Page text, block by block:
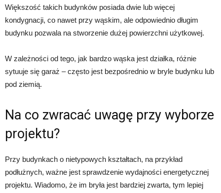
Większość takich budynków posiada dwie lub więcej
kondygnacji, co nawet przy wąskim, ale odpowiednio długim
budynku pozwala na stworzenie dużej powierzchni użytkowej.
W zależności od tego, jak bardzo wąska jest działka, różnie
sytuuje się garaż – często jest bezpośrednio w bryle budynku lub
pod ziemią.
Na co zwracać uwagę przy wyborze
projektu?
Przy budynkach o nietypowych kształtach, na przykład
podłużnych, ważne jest sprawdzenie wydajności energetycznej
projektu. Wiadomo, że im bryła jest bardziej zwarta, tym lepiej